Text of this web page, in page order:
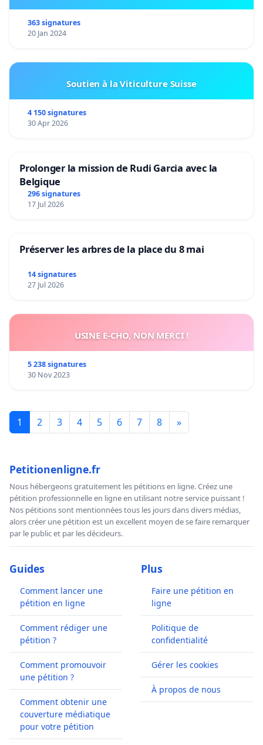
363 signatures
20 Jan 2024
Soutien à la Viticulture Suisse
4 150 signatures
30 Apr 2026
Prolonger la mission de Rudi Garcia avec la
Belgique
296 signatures
17 Jul 2026
Préserver les arbres de la place du 8 mai
14 signatures
27 Jul 2026
USINE E-CHO, NON MERCI !
5 238 signatures
30 Nov 2023
1 2 3 4 5 6 7 8 »
Petitionenligne.fr
Nous hébergeons gratuitement les pétitions en ligne. Créez une
pétition professionnelle en ligne en utilisant notre service puissant !
Nos pétitions sont mentionnées tous les jours dans divers médias,
alors créer une pétition est un excellent moyen de se faire remarquer
par le public et par les décideurs.
Guides
Comment lancer une
pétition en ligne
Comment rédiger une
pétition ?
Comment promouvoir
une pétition ?
Comment obtenir une
couverture médiatique
pour votre pétition
Plus
Faire une pétition en
ligne
Politique de
confidentialité
Gérer les cookies
À propos de nous